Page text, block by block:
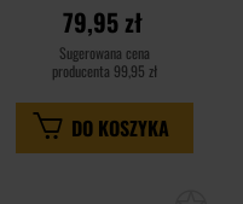
79,95 zł
Sugerowana cena
producenta 99,95 zł
DO KOSZYKA